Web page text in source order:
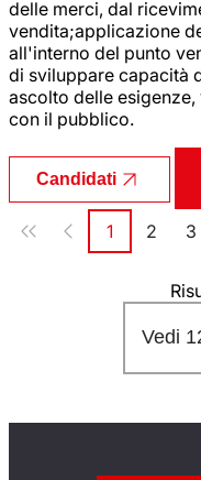
delle merci, dal
vendita;applicazione
all'interno del punto
di sviluppare capacità
ascolto delle
con il pubblico.
Candidati
Paginazione
Pagina
1 Pagina
2 3
Vedi